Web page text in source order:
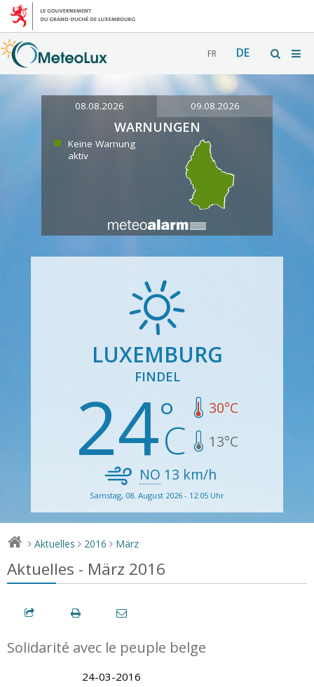
FR DE
08.08.2026 09.08.2026
WARNUNGEN
Keine Warnung
aktiv
LUXEMBURG
FINDEL
24 30°C
13°C
NO 13 km/h
Samstag, 08. August 2026 - 12:05 Uhr
> Aktuelles > 2016 > März
Aktuelles - März 2016
Solidarité avec le peuple belge
24-03-2016